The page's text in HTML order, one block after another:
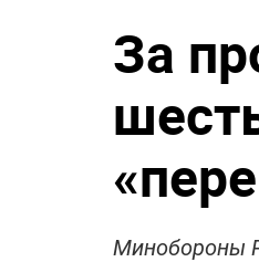
За
Минобороны